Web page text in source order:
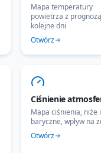
Mapa temperatury
powietrza z
kolejne dni
Otwórz
Ciśnienie
Mapa ciśnienia, niże
baryczne, wpływ na
Otwórz